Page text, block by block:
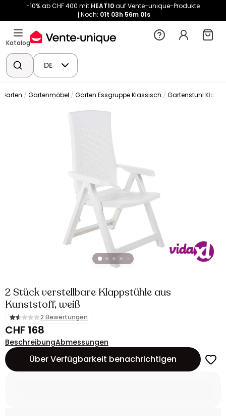
-10% ab CHF 400 mit HEAT10auf Vente-unique-Produkte
Noch: 01t 03h 56m 00s
Katalog
DE
Garten Gartenmöbel Garten Essgruppe Klassisch Gartenstuhl
2 Stück verstellbare Klappstühle aus
Kunststoff, weiß
2 Bewertungen
CHF 168
BeschreibungAbmessungen
Über Verfügbarkeit benachrichtigen